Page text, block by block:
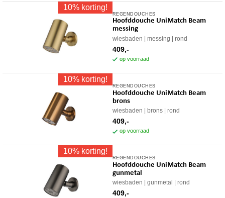
10% korting!
REGENDOUCHES
Hoofddouche UniMatch Beam
messing
wiesbaden messing rond
409,-
op voorraad
10% korting!
REGENDOUCHES
Hoofddouche UniMatch Beam
brons
wiesbaden brons rond
409,-
op voorraad
10% korting!
REGENDOUCHES
Hoofddouche UniMatch Beam
gunmetal
wiesbaden gunmetal rond
409,-